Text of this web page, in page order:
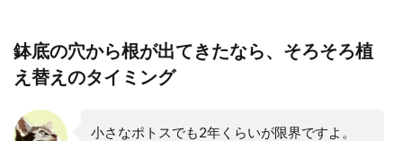
観葉植物の中でも葉っぱが特徴的で人気が高
いモンステラ。 ホームセンターや１００円シ
鉢底の穴から根が出てきたなら、そろそろ植
え替えのタイミング
小さなポトスでも2年くらいが限界ですよ。